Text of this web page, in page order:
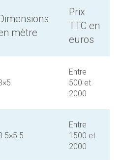
mètre
Prix
TTC en
euros
Entre
500 et
2000
Entre
1500 et
2000